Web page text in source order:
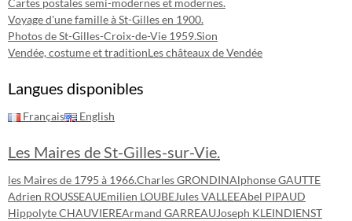
Cartes postales semi-modernes et modernes.
Voyage d'une famille à St-Gilles en 1900.
Photos de St-Gilles-Croix-de-Vie 1959.Sion
Vendée, costume et traditionLes châteaux de Vendée
Langues disponibles
Français English
Les Maires de St-Gilles-sur-Vie.
les Maires de 1795 à 1966.Charles GRONDINAlphonse GAUTTE
Adrien ROUSSEAUEmilien LOUBEJules VALLEEAbel PIPAUD
Hippolyte CHAUVIEREArmand GARREAUJoseph KLEINDIENST